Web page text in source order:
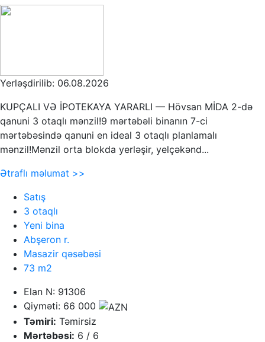
Yerləşdirilib: 06.08.2026
KUPÇALI VƏ İPOTEKAYA YARARLI — Hövsan MİDA 2-də
qanuni 3 otaqlı mənzil!9 mərtəbəli binanın 7-ci
mərtəbəsində qanuni en ideal 3 otaqlı planlamalı
mənzil!Mənzil orta blokda yerləşir, yelçəkənd...
Ətraflı məlumat >>
Satış
3 otaqlı
Yeni bina
Abşeron r.
Masazir qəsəbəsi
73 m2
Elan N: 91306
Qiyməti: 66 000
Təmiri: Təmirsiz
Mərtəbəsi: 6 / 6